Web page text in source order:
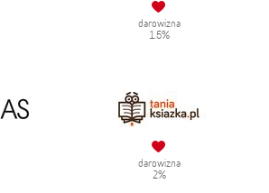
darowizna
1.5%
darowizna
2%